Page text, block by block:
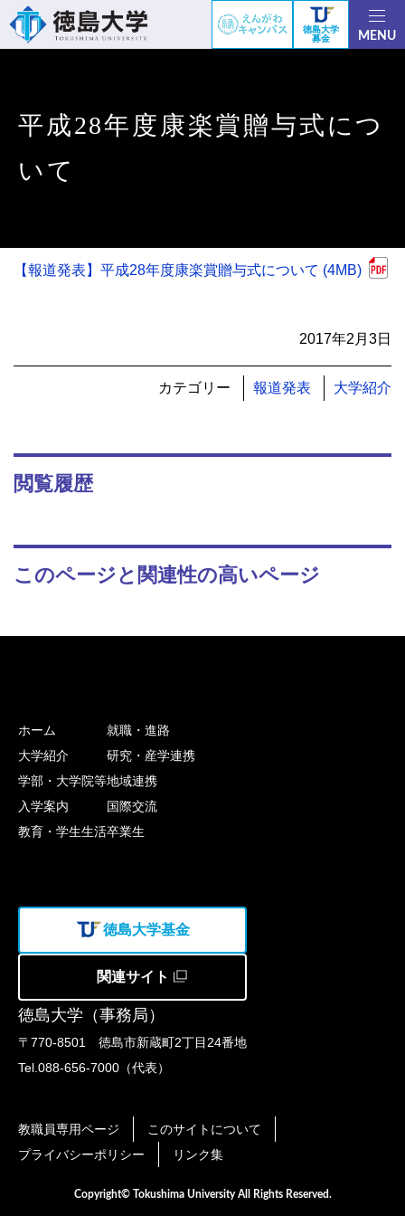
徳島大学
募金
MENU
平成28年度康楽賞贈与式につ
いて
【報道発表】平成28年度康楽賞贈与式について (4MB)
2017年2月3日
カテゴリー 報道発表 大学紹介
閲覧履歴
このページと関連性の高いページ
徳島大学（事務局）
〒770-8501 徳島市新蔵町2丁目24番地
Tel.088-656-7000（代表）
ホーム
大学紹介
学部・大学院等
入学案内
教育・学生生活
就職・進路
研究・産学連携
地域連携
国際交流
卒業生
徳島大学基金
関連サイト
教職員専用ページ
このサイトについて
プライバシーポリシー
リンク集
Copyright© Tokushima University All Rights Reserved.